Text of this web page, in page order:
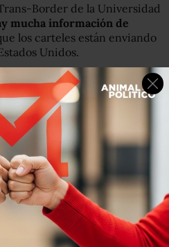
Border de la Universidad
mucha información de
los carteles están enviando
Unidos.
estructura y la dinámica de los
dijo Shirk. “Tenemos que
que damos por sentadas”.
una creciente presencia
de Estados Unidos
reportaron alguna
cifra subió a 1.200 en el
el cual hay estadísticas.
puede ser
denuncian más estas cosas.